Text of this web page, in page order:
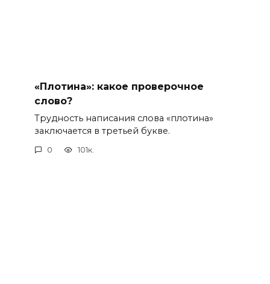
«Плотина»: какое проверочное
слово?
Трудность написания слова «плотина»
заключается в третьей букве.
0 101к.